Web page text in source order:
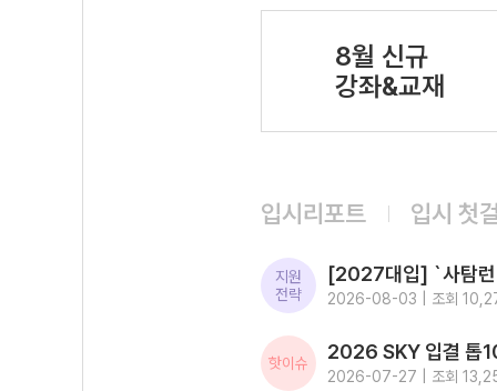
8월 신규
강좌&교재
입시리포트 입시 첫
지원
전략
2026-08-03 | 조회
핫이슈
2026-07-27 | 조회